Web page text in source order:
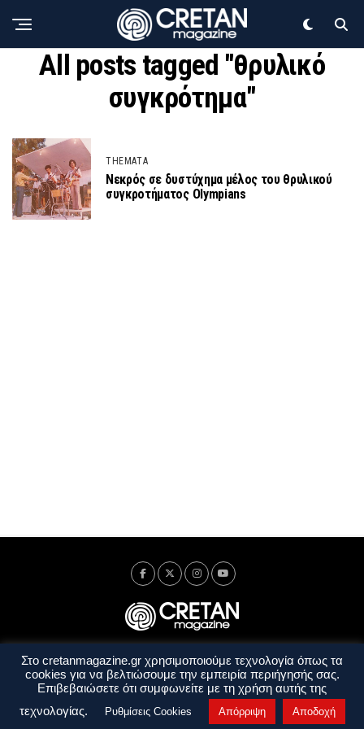
All posts tagged "θρυλικό
συγκρότημα"
THEMATA
Νεκρός σε δυστύχημα μέλος του θρυλικού
συγκροτήματος Olympians
Ταυτότητα Πολιτική Απορρήτου
Όροι Χρήσης
Όροι και Προϋποθέσεις
Στο cretanmagazine.gr χρησιμοποιούμε τεχνολογία όπως τα
cookies για να βελτιώσουμε την εμπειρία περιήγησής σας.
Επιβεβαιώσετε ότι συμφωνείτε με τη χρήση αυτής της
τεχνολογίας.
Ρυθμίσεις Cookies Απόρριψη Αποδοχή